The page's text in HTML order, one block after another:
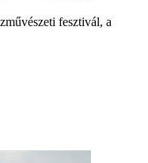
fesztivál, a